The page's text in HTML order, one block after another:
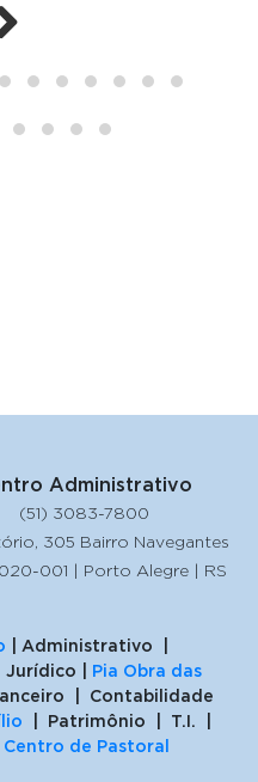
Administrativo
(51) 3083-7800
305 Bairro Navegantes
001 | Porto Alegre | RS
| Administrativo |
| Pia Obra das
| Contabilidade
| Patrimônio | T.I. |
Centro de Pastoral